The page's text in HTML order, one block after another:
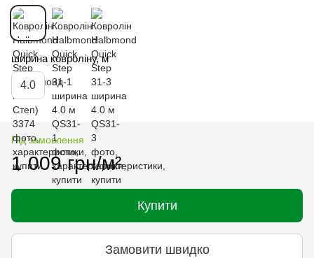
ширина ковроліну, м
4.0
Під замовлення
1 009 грн/м²
Купити
Замовити швидко